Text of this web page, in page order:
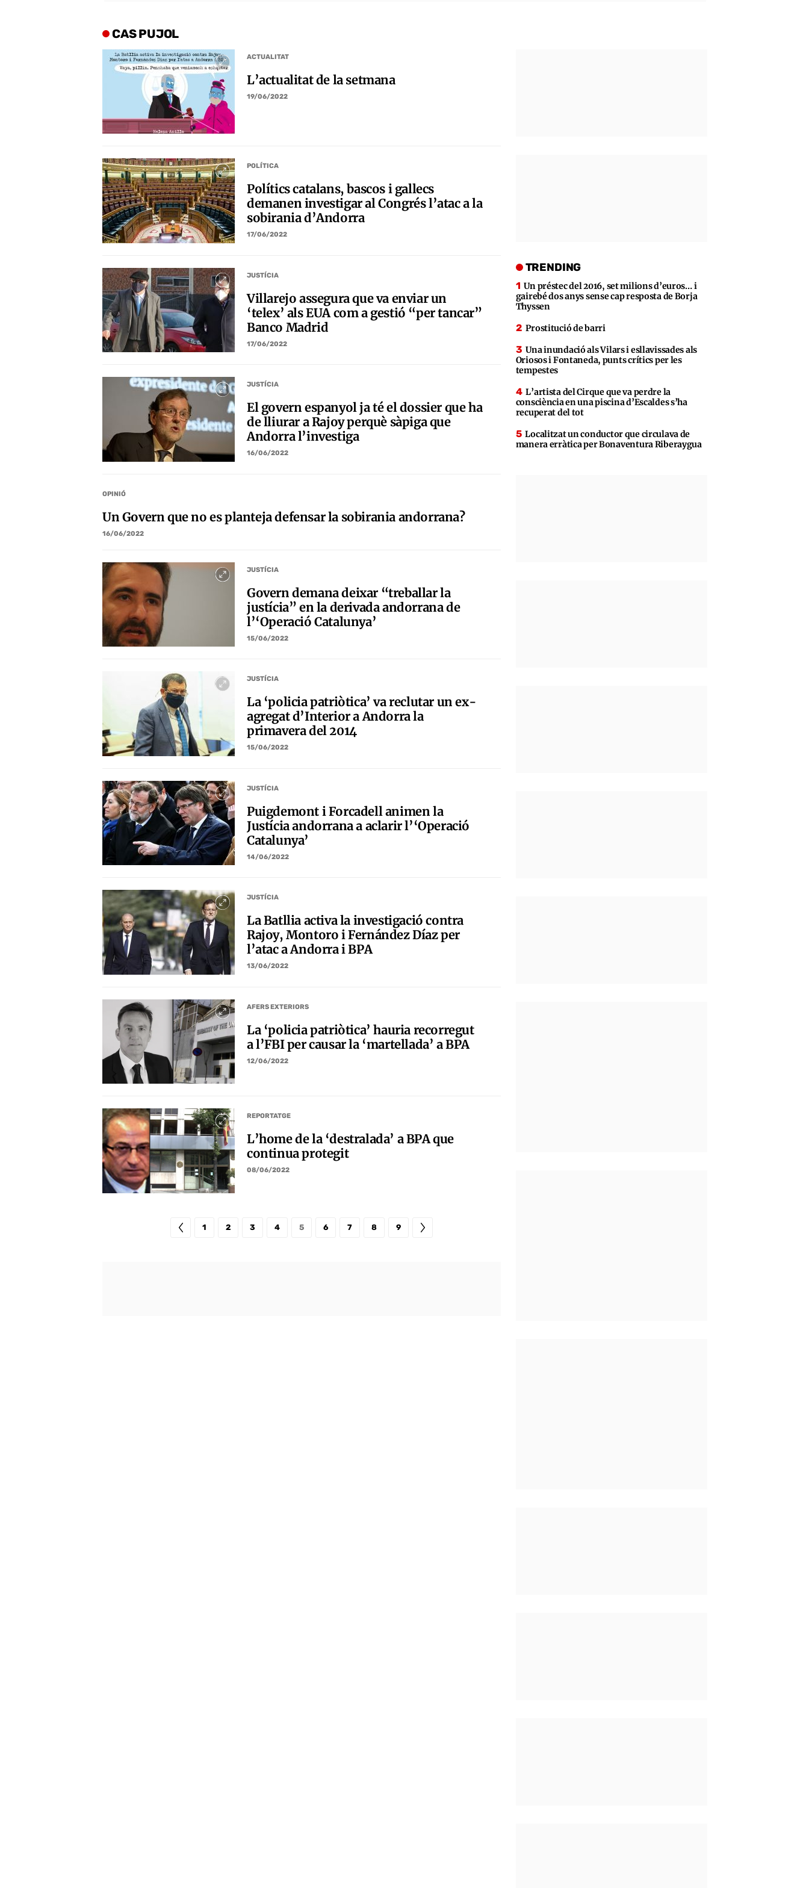
CAS PUJOL
ACTUALITAT
L’actualitat de la setmana
19/06/2022
POLÍTICA
Polítics catalans, bascos i gallecs
demanen investigar al Congrés l’atac a la
sobirania d’Andorra
17/06/2022
JUSTÍCIA
Villarejo assegura que va enviar un
‘telex’ als EUA com a gestió “per tancar”
Banco Madrid
17/06/2022
JUSTÍCIA
El govern espanyol ja té el dossier que ha
de lliurar a Rajoy perquè sàpiga que
Andorra l’investiga
16/06/2022
OPINIÓ
Un Govern que no es planteja defensar la sobirania andorrana?
16/06/2022
JUSTÍCIA
Govern demana deixar “treballar la
justícia” en la derivada andorrana de
l’‘Operació Catalunya’
15/06/2022
JUSTÍCIA
La ‘policia patriòtica’ va reclutar un ex-
agregat d’Interior a Andorra la
primavera del 2014
15/06/2022
JUSTÍCIA
Puigdemont i Forcadell animen la
Justícia andorrana a aclarir l’‘Operació
Catalunya’
14/06/2022
JUSTÍCIA
La Batllia activa la investigació contra
Rajoy, Montoro i Fernández Díaz per
l’atac a Andorra i BPA
13/06/2022
AFERS EXTERIORS
La ‘policia patriòtica’ hauria recorregut
a l’FBI per causar la ‘martellada’ a BPA
12/06/2022
REPORTATGE
L’home de la ‘destralada’ a BPA que
continua protegit
08/06/2022
1 2 3 4 5 6 7 8 9
TRENDING
Un préstec del 2016, set milions d’euros… i
gairebé dos anys sense cap resposta de Borja
Thyssen
Prostitució de barri
Una inundació als Vilars i esllavissades als
Oriosos i Fontaneda, punts crítics per les
tempestes
L’artista del Cirque que va perdre la
consciència en una piscina d’Escaldes s’ha
recuperat del tot
Localitzat un conductor que circulava de
manera erràtica per Bonaventura Riberaygua